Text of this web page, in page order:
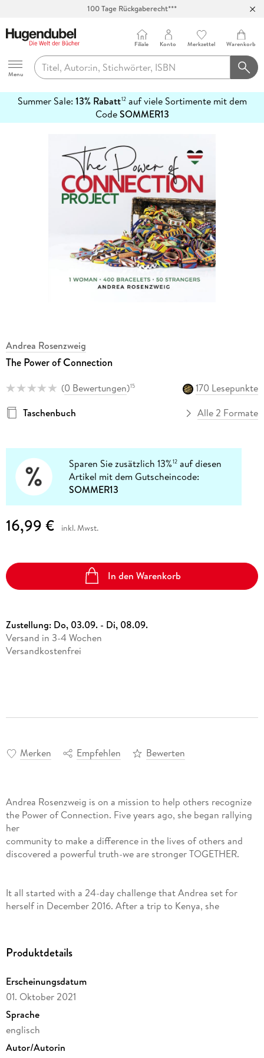
100 Tage Rückgaberecht***
Hugendubel
Menu
Filiale Konto Merkzettel Warenkorb
Summer Sale: 13% Rabatt12auf viele Sortimente mit dem
CodeSOMMER13
erfahren
Andrea Rosenzweig
The Power of Connection
(0 Bewertungen)15
170 Lesepunkte
Taschenbuch
Alle 2 Formate
Sparen Sie zusätzlich 13%12 auf diesen
Artikel mit dem Gutscheincode:
SOMMER13
16,99 € inkl. Mwst.
In den Warenkorb
Zustellung: Do, 03.09. - Di, 08.09.
Versand in 3-4 Wochen
Versandkostenfrei
Merken Empfehlen Bewerten
Andrea Rosenzweig is on a mission to help others recognize
the Power of Connection. Five years ago, she began rallying
her
community to make a difference in the lives of others and
discovered a powerful truth-we are stronger TOGETHER.
It all started with a 24-day challenge that Andrea set for
herself in December 2016. After a trip to Kenya, she
24
bracelets, handmade by the Massai women, and gave them
a random stranger in the days leading up to Christmas. The
goal was to make a meaningful connection with someone
new each day, gift them a bracelet, and often provide them
with something they needed.
Produktdetails
Erscheinungsdatum
01. Oktober 2021
Sprache
englisch
Autor/Autorin